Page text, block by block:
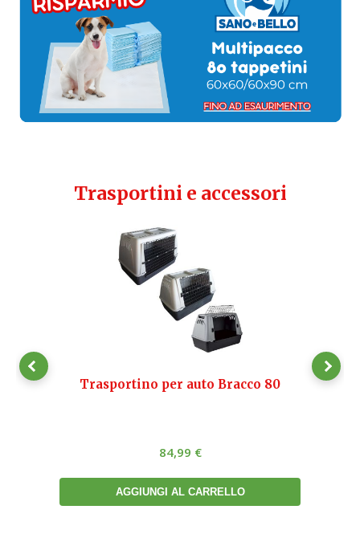
Trasportini e accessori
Trasportino per auto Bracco 80
84,99 €
AGGIUNGI AL CARRELLO